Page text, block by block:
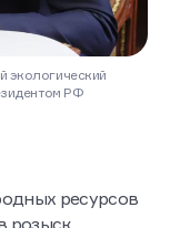
экологический
РФ
ресурсов
розыск